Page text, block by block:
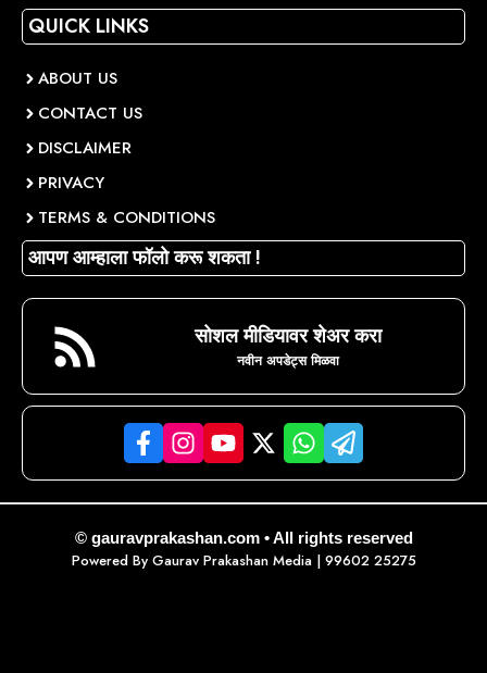
QUICK LINKS
ABOUT US
CONTACT US
DISCLAIMER
PRIVACY
TERMS & CONDITIONS
आपण आम्हाला फॉलो करू शकता !
सोशल मीडियावर शेअर करा
नवीन अपडेट्स मिळवा
© gauravprakashan.com • All rights reserved
Powered By Gaurav Prakashan Media| 99602 25275